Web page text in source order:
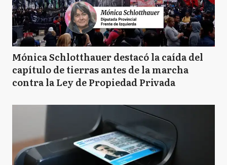
Mónica Schlotthauer destacó la caída del
capítulo de tierras antes de la marcha
contra la Ley de Propiedad Privada